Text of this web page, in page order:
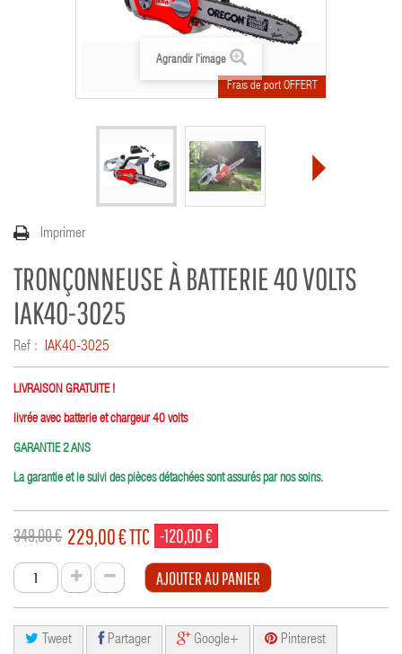
Frais de port OFFERT
Agrandir l'image
Imprimer
TRONÇONNEUSE À BATTERIE 40 VOLTS
IAK40-3025
Ref : IAK40-3025
LIVRAISON GRATUITE !
livrée avec batterie et chargeur 40 volts
GARANTIE 2 ANS
La garantie et le suivi des pièces détachées sont assurés par nos soins.
349,00 € 229,00 €TTC -120,00 €
AJOUTER AU PANIER
Tweet Partager Google+ Pinterest